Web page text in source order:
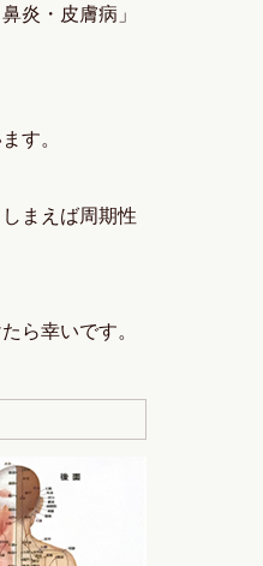
炎・皮膚病」
す。
まえば周期性
ら幸いです。